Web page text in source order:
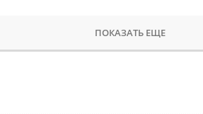
ПОКАЗАТЬ ЕЩЕ